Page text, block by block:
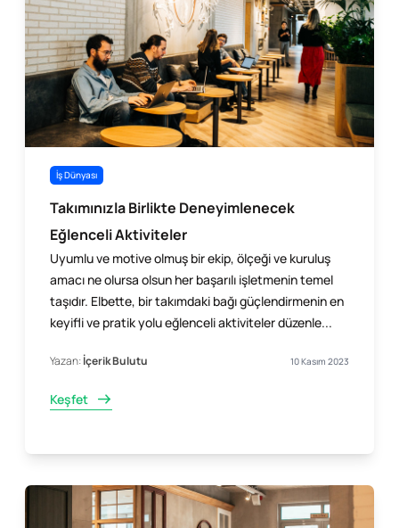
İş Dünyası
Takımınızla Birlikte Deneyimlenecek
Eğlenceli Aktiviteler
Uyumlu ve motive olmuş bir ekip, ölçeği ve kuruluş
amacı ne olursa olsun her başarılı işletmenin temel
taşıdır. Elbette, bir takımdaki bağı güçlendirmenin en
keyifli ve pratik yolu eğlenceli aktiviteler düzenle...
Yazan:İçerik Bulutu 10 Kasım 2023
Keşfet